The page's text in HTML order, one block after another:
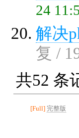
24
解决
复 /
共52 条
[Full] 完整版